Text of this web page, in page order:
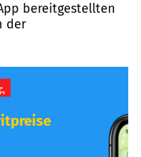
bereitgestellten
der